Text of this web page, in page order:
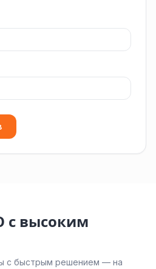
высоким
с быстрым решением — на